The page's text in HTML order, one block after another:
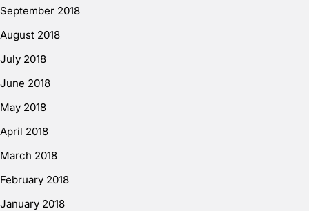
September 2018
August 2018
July 2018
June 2018
May 2018
April 2018
March 2018
February 2018
January 2018